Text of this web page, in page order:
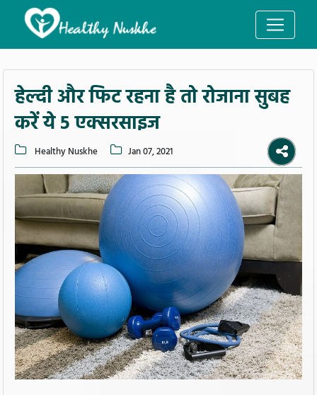
हेल्दी और फिट रहना है तो रोजाना सुबह
करें ये 5 एक्सरसाइज
Healthy Nuskhe Jan 07, 2021